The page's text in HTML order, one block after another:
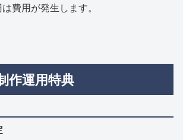
費用が発生します。
作運用特典